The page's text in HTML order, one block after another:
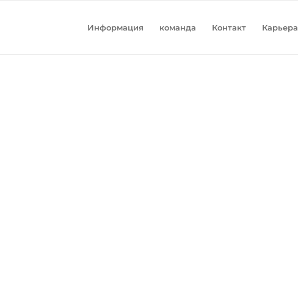
Информация команда Контакт Карьера